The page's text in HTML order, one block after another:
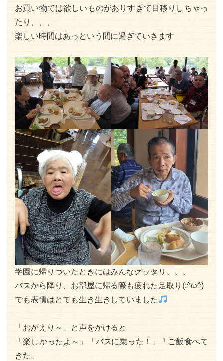
お買い物では欲しいものがありすぎて目移りしちゃっ
たり、、、
楽しい時間はあっという間に過ぎていきます
学園に帰りついたときにはみんなグッタリ、、、
バスから降り、お部屋に帰る際も疲れた足取り(;^ω^)
でも表情はとても生き生きしていました
「おかえり～」と声をかけると
「楽しかったよ～」「バスに乗った！」「ご飯食べて
きた」